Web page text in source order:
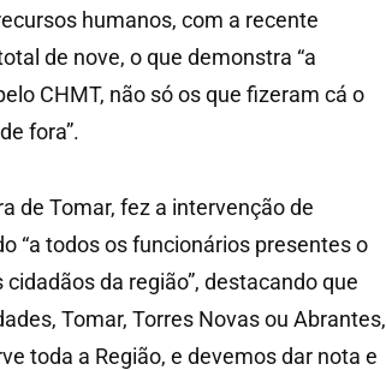
humanos, com a recente
de nove, o que demonstra “a
CHMT, não só os que fizeram cá o
fora”.
de Tomar, fez a intervenção de
“a todos os funcionários presentes o
da região”, destacando que
Tomar, Torres Novas ou Abrantes,
toda a Região, e devemos dar nota e